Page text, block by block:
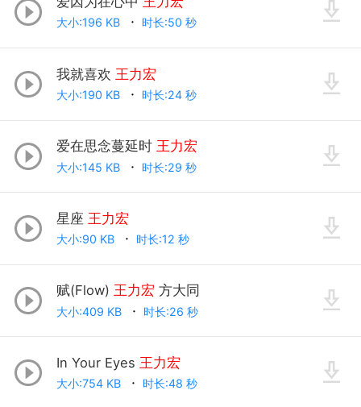
大小:196 KB 时长:50 秒
我就喜欢 王力宏
大小:190 KB 时长:24 秒
爱在思念蔓延时 王力宏
大小:145 KB 时长:29 秒
星座 王力宏
大小:90 KB 时长:12 秒
赋(Flow) 王力宏 方大同
大小:409 KB 时长:26 秒
In Your Eyes 王力宏
大小:754 KB 时长:48 秒